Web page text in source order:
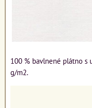
100 % bavlnené plátno s
g/m2.